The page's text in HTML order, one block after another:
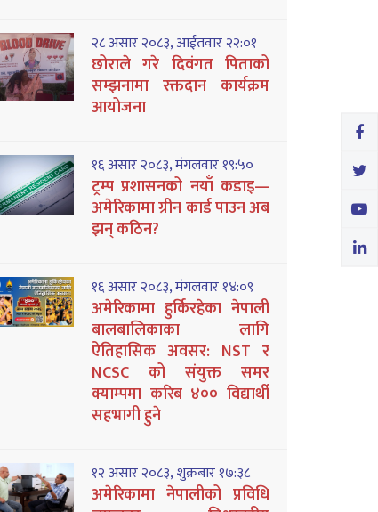
२८ असार २०८३, आईतवार २२:०१
छोराले गरे दिवंगत पिताको
सम्झनामा रक्तदान कार्यक्रम
आयोजना
१६ असार २०८३, मंगलवार १९:५०
ट्रम्प प्रशासनको नयाँ कडाइ—
अमेरिकामा ग्रीन कार्ड पाउन अब
झन् कठिन?
१६ असार २०८३, मंगलवार १४:०९
अमेरिकामा हुर्किरहेका नेपाली
बालबालिकाका लागि
ऐतिहासिक अवसर: NST र
NCSC को संयुक्त समर
क्याम्पमा करिब ४०० विद्यार्थी
सहभागी हुने
१२ असार २०८३, शुक्रबार १७:३८
अमेरिकामा नेपालीको प्रविधि